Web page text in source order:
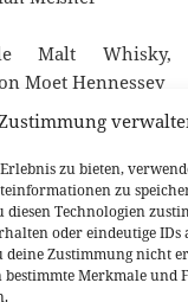
zu bieten,
zu
diesen Technologien
oder eindeutige IDs
deine Zustimmung nicht
Merkmale und
Malt Whisky,
Moet Hennessey
Posts gefunden.
Autor
Fabian Meßner